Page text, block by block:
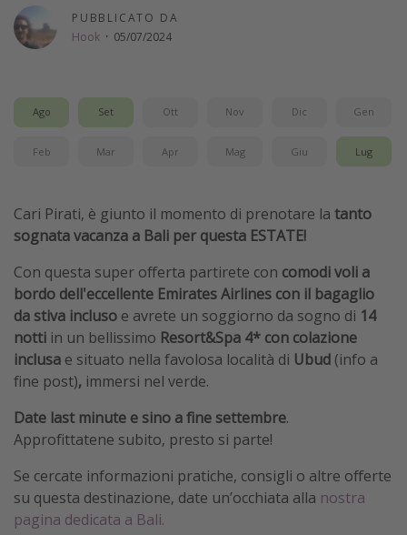
Altri argomenti
Travel magazine
Festività del 2026
PUBBLICATO DA
Hook · 05/07/2024
Ago Set Ott Nov Dic Gen
Feb Mar Apr Mag Giu Lug
Cari Pirati, è giunto il momento di prenotare la tanto
sognata vacanza a Bali per questa ESTATE!
Con questa super offerta partirete con comodi voli a
bordo dell'eccellente Emirates Airlines con il bagaglio
da stiva incluso e avrete un soggiorno da sogno di 14
notti in un bellissimo Resort&Spa 4* con colazione
inclusa e situato nella favolosa località di Ubud (info a
fine post), immersi nel verde.
Date last minute e sino a fine settembre.
Approfittatene subito, presto si parte!
Se cercate informazioni pratiche, consigli o altre offerte
su questa destinazione, date un’occhiata alla nostra
pagina dedicata a Bali.